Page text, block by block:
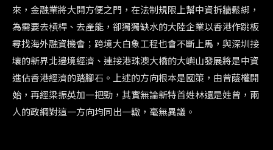
來，金融業將大開方便之門，在法制規限上幫中資拆牆鬆綁，
為需要去槓桿、去產能，卻獨獨缺水的大陸企業以香港作跳板
尋找海外融資機會；跨境大白象工程也會不斷上馬，與深圳接
壤的新界北邊境經濟、連接港珠澳大橋的大嶼山發展將是中資
進佔香港經濟的踏腳石。上述的方向根本是國策，由曾蔭權開
始，再經梁振英加一把勁，其實無論新特首姓林還是姓曾，兩
人的政綱對這一方向均同出一轍，毫無異議。